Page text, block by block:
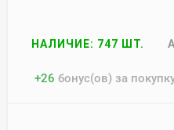
НАЛИЧИЕ: 747 ШТ.
+26 бонус(ов) за